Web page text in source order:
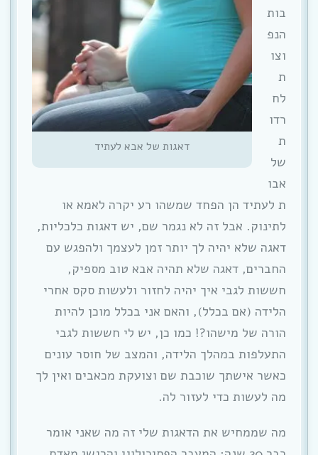
דאגות של אבא לעתיד
בות
הנפ
וצו
ת
לח
רדו
ת
של
אבו
ת לעתיד הן הפחד שמשהו רע יקרה לאמא או
לתינוק. אבל זה לא נגמר שם, יש דאגות כלכליות,
דאגה שלא יהיה לך יותר זמן לעצמך ולהפגש עם
החברים, דאגה שלא תהיה אבא טוב מספיק,
חששות לגבי איך יהיה לחזור ולעשות סקס אחרי
הלידה (אם בכלל), והאם אני בכלל מוכן להיות
הורה של מישהו?! כמו כן, יש לי חששות לגבי
התעלפות במהלך הלידה, והמצב של חוסר עונים
כאשר אישתך שוכבת שם וצועקת מכאבים ואין לך
מה לעשות כדי לעזור לה.
מה שממחיש את הדאגות שלי זה מה שאני אומר